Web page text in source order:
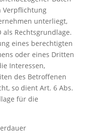
unterliegt,
als Rechtsgrundlage.
eines berechtigten
oder eines Dritten
Interessen,
des Betroffenen
so dient Art. 6 Abs.
für die